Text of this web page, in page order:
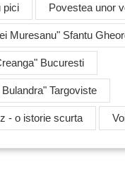
pici Povestea unor
Muresanu" Sfantu
Bucuresti
Bulandra" Targoviste
- o istorie scurta